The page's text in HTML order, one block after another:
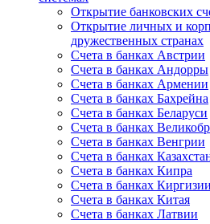
Открытие банковских
Открытие личных и
дружественных странах
Счета в банках Австрии
Счета в банках Андорры
Счета в банках Армении
Счета в банках Бахрейна
Счета в банках Беларуси
Счета в банках
Счета в банках Венгрии
Счета в банках
Счета в банках Кипра
Счета в банках Киргизии
Счета в банках Китая
Счета в банках Латвии